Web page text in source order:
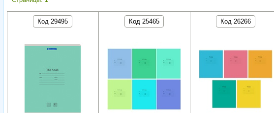
Код 29495 Код 25465 Код 26266